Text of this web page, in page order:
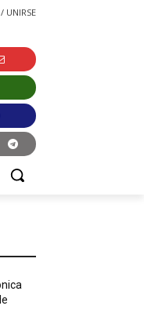
UNIRSE